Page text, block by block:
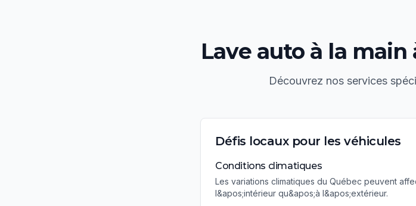
Lave auto à la main
Découvrez nos services
Défis locaux pour les véhicules
Conditions climatiques
Les variations climatiques du Québec peuvent
l&apos;intérieur qu&apos;à l&apos;extérieur.